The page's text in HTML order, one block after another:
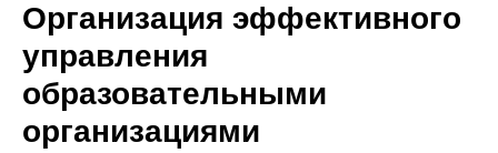
Организация эффективного
управления
образовательными
организациями